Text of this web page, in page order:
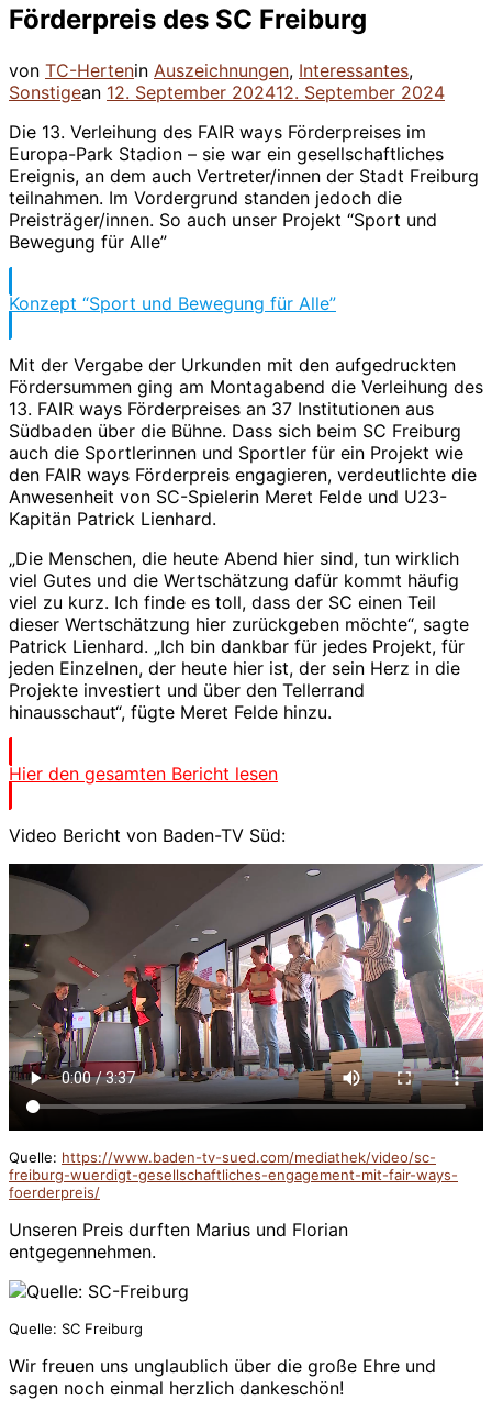
Förderpreis des SC Freiburg
von TC-Hertenin Auszeichnungen, Interessantes,
Sonstigean Veröffentlicht
12. September 202412. September 2024
Die 13. Verleihung des FAIR ways Förderpreises im
Europa-Park Stadion – sie war ein gesellschaftliches
Ereignis, an dem auch Vertreter/innen der Stadt Freiburg
teilnahmen. Im Vordergrund standen jedoch die
Preisträger/innen. So auch unser Projekt “Sport und
Bewegung für Alle”
Konzept “Sport und Bewegung für Alle”
Mit der Vergabe der Urkunden mit den aufgedruckten
Fördersummen ging am Montagabend die Verleihung des
13. FAIR ways Förderpreises an 37 Institutionen aus
Südbaden über die Bühne. Dass sich beim SC Freiburg
auch die Sportlerinnen und Sportler für ein Projekt wie
den FAIR ways Förderpreis engagieren, verdeutlichte die
Anwesenheit von SC-Spielerin Meret Felde und U23-
Kapitän Patrick Lienhard.
„Die Menschen, die heute Abend hier sind, tun wirklich
viel Gutes und die Wertschätzung dafür kommt häufig
viel zu kurz. Ich finde es toll, dass der SC einen Teil
dieser Wertschätzung hier zurückgeben möchte“, sagte
Patrick Lienhard. „Ich bin dankbar für jedes Projekt, für
jeden Einzelnen, der heute hier ist, der sein Herz in die
Projekte investiert und über den Tellerrand
hinausschaut“, fügte Meret Felde hinzu.
Hier den gesamten Bericht lesen
Video Bericht von Baden-TV Süd:
Quelle: https://www.baden-tv-sued.com/mediathek/video/sc-
freiburg-wuerdigt-gesellschaftliches-engagement-mit-fair-ways-
foerderpreis/
Unseren Preis durften Marius und Florian
entgegennehmen.
Quelle: SC Freiburg
Wir freuen uns unglaublich über die große Ehre und
sagen noch einmal herzlich dankeschön!